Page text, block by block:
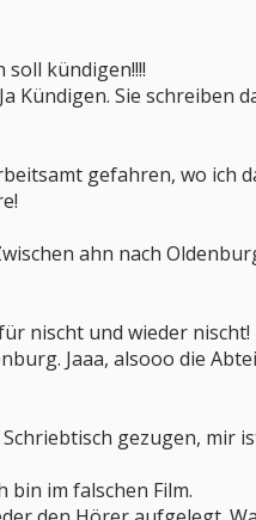
kündigen!!!!
Kündigen. Sie
gefahren, wo ich
ahn nach
nischt und wieder nischt!
Jaaa, alsooo die
gezugen, mir
bin im falschen Film.